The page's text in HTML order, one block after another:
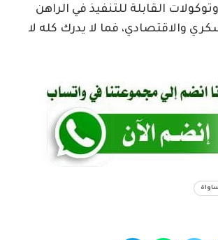
القابلة للتنفيذ في الراهن
والاقتصادي، فما لا يدرك كله لا